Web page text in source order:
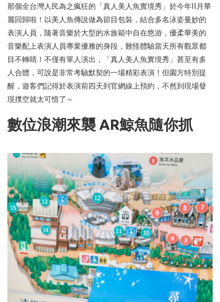
那個全台灣人民為之瘋狂的「真人美人魚實境秀」於今年11月華
麗回歸啦！以美人魚傳說做為節目包裝，結合多名泳姿曼妙的
表演人員，隨著音樂於大型的水族箱中自在悠游，優柔華美的
音樂配上表演人員專業優雅的身段，難怪體驗當天所有觀眾都
目不轉睛！不僅有單人演出，「真人美人魚實境秀」甚至有多
人合體，可說是非常考驗默契的一場精彩表演！但園方特別提
醒，遊客們記得於表演前四天到官網線上預約，不然到現場發
現撲空就太可惜了～
數位浪潮來襲 AR鯨魚隨你抓